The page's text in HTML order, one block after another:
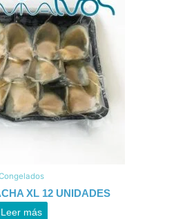
XL 12 UNIDADES
Leer más